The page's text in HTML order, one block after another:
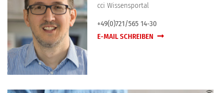
cci Wissensportal
+49(0)721/565 14-30
E-MAIL SCHREIBEN